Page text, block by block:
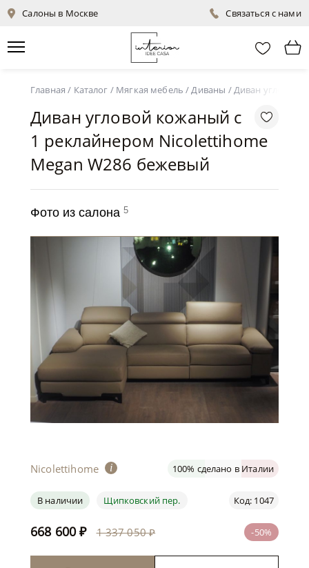
Салоны в Москве Связаться с нами
Главная / Каталог / Мягкая мебель /Диваны /Диван угловой
Диван угловой кожаный с
1 реклайнером Nicolettihome
Megan W286 бежевый
Фото из салона 5
Nicolettihome i 100% сделано в Италии
Код: 1047
В наличии Щипковский пер.
-50%
668 600 ₽ 1 337 050 ₽